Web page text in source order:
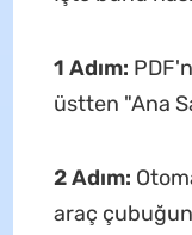
1 Adım:
üstten "Ana
2 Adım:
araç